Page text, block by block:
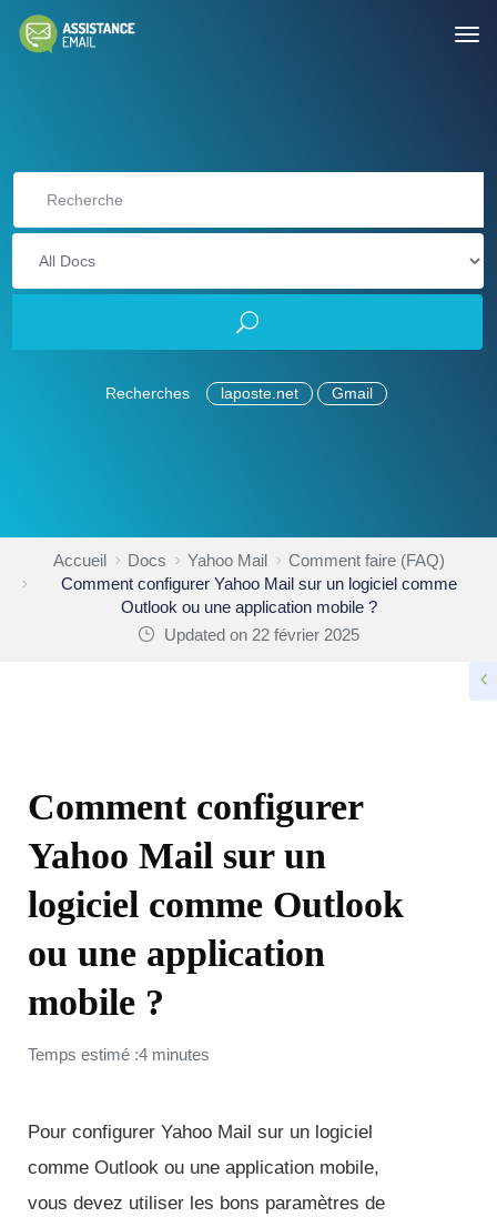
Recherches laposte.net Gmail
Accueil Docs Yahoo Mail
Comment faire (FAQ)
Comment configurer Yahoo Mail sur un logiciel comme
Outlook ou une application mobile ?
Updated on 22 février 2025
Comment configurer
Yahoo Mail sur un
logiciel comme Outlook
ou une application
mobile ?
Temps estimé :4 minutes
Pour configurer Yahoo Mail sur un logiciel
comme Outlook ou une application mobile,
vous devez utiliser les bons paramètres de